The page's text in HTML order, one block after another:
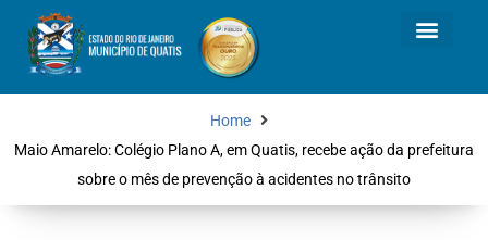
Home
Maio Amarelo: Colégio Plano A, em Quatis, recebe ação da prefeitura
sobre o mês de prevenção à acidentes no trânsito